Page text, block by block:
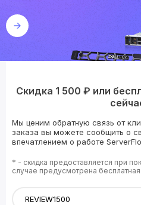
Скидка 1 500 ₽ или
Мы ценим обратную связь от
заказа вы можете сообщить о
впечатлением о работе
* - скидка предоставляется при
случае предусмотрена